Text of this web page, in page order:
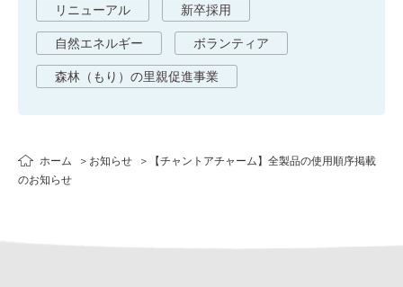
リニューアル 新卒採用
自然エネルギー ボランティア
森林（もり）の里親促進事業
ホーム お知らせ
【チャントアチャーム】全製品の使用順序掲載
のお知らせ